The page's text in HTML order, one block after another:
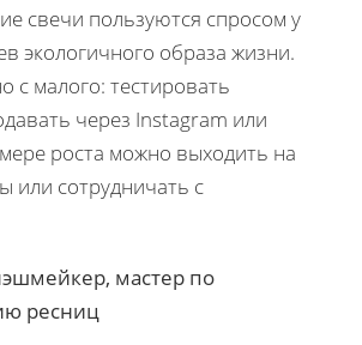
свечи пользуются спросом у
экологичного образа жизни.
с малого: тестировать
через Instagram или
роста можно выходить на
или сотрудничать с
мастер по
ресниц